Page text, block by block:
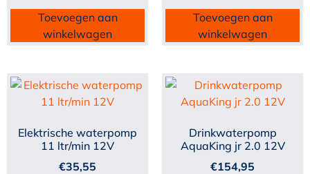
Toevoegen aan
winkelwagen
Toevoegen aan
winkelwagen
Elektrische waterpomp
11 ltr/min 12V
€35,55
Drinkwaterpomp
AquaKing jr 2.0 12V
€154,95